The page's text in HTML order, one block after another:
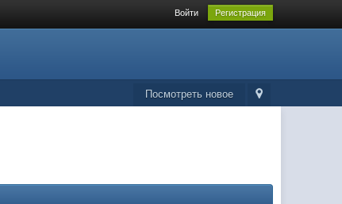
Войти Регистрация
Посмотреть новое